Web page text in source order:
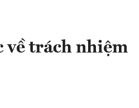
về trách nhiệm